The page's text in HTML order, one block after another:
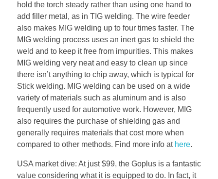
hold the torch steady rather than using one hand to
add filler metal, as in TIG welding. The wire feeder
also makes MIG welding up to four times faster. The
MIG welding process uses an inert gas to shield the
weld and to keep it free from impurities. This makes
MIG welding very neat and easy to clean up since
there isn’t anything to chip away, which is typical for
Stick welding. MIG welding can be used on a wide
variety of materials such as aluminum and is also
frequently used for automotive work. However, MIG
also requires the purchase of shielding gas and
generally requires materials that cost more when
compared to other methods. Find more info at here.
USA market dive: At just $99, the Goplus is a fantastic
value considering what it is equipped to do. In fact, it